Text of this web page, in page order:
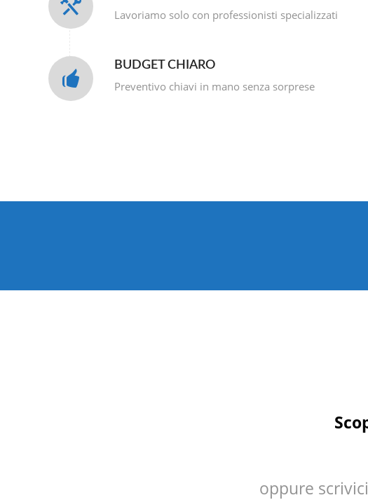
Lavoriamo solo con professionisti specializzati
BUDGET CHIARO
Preventivo chiavi in mano senza sorprese
oppure